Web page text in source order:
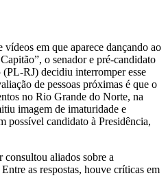
vídeos em que aparece dançando ao
o senador e pré-candidato
RJ) decidiu interromper esse
de pessoas próximas é que o
no Rio Grande do Norte, na
imagem de imaturidade e
possível candidato à Presidência,
aliados sobre a
as respostas, houve críticas em